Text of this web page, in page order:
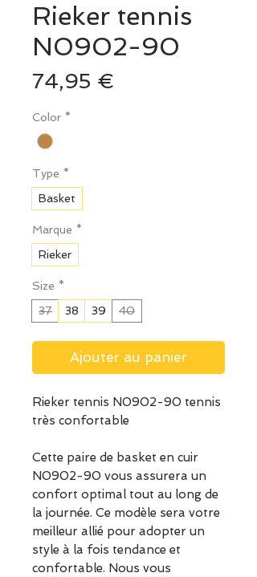
Rieker tennis
N0902-90
74,95 €
Color *
Type *
Basket
Marque *
Rieker
Size *
37
38 39 40
Ajouter au panier
Rieker tennis N0902-90 tennis
très confortable
Cette paire de basket en cuir
N0902-90 vous assurera un
confort optimal tout au long de
la journée. Ce modèle sera votre
meilleur allié pour adopter un
style à la fois tendance et
confortable. Nous vous